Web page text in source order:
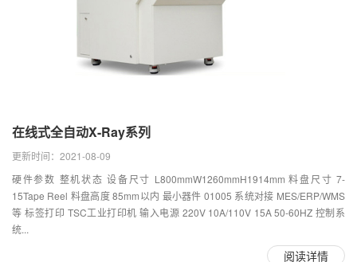
在线式全自动X-Ray系列
更新时间：2021-08-09
硬件参数 整机状态 设备尺寸 L800mmW1260mmH1914mm 料盘尺寸 7-
15Tape Reel 料盘高度 85mm以内 最小器件 01005 系统对接 MES/ERP/WMS
等 标签打印 TSC工业打印机 输入电源 220V 10A/110V 15A 50-60HZ 控制系
统...
阅读详情